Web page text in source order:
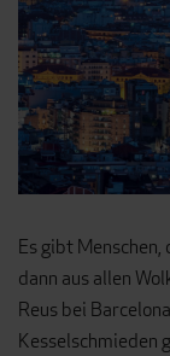
Es gibt
dann aus allen
Reus bei
Kesselschmieden